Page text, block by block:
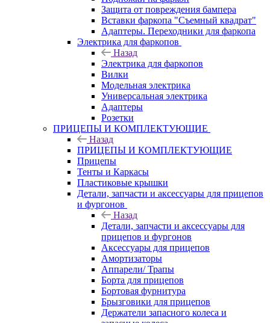
Защита от повреждения бампера
Вставки фаркопа "Съемный квадрат"
Адаптеры. Переходники для фаркопа
Электрика для фаркопов
Назад
Электрика для фаркопов
Вилки
Модельная электрика
Универсальная электрика
Адаптеры
Розетки
ПРИЦЕПЫ И КОМПЛЕКТУЮЩИЕ
Назад
ПРИЦЕПЫ И КОМПЛЕКТУЮЩИЕ
Прицепы
Тенты и Каркасы
Пластиковые крышки
Детали, запчасти и аксессуары для прицепов
и фургонов
Назад
Детали, запчасти и аксессуары для
прицепов и фургонов
Аксессуары для прицепов
Амортизаторы
Аппарели/ Трапы
Борта для прицепов
Бортовая фурнитура
Брызговики для прицепов
Держатели запасного колеса и